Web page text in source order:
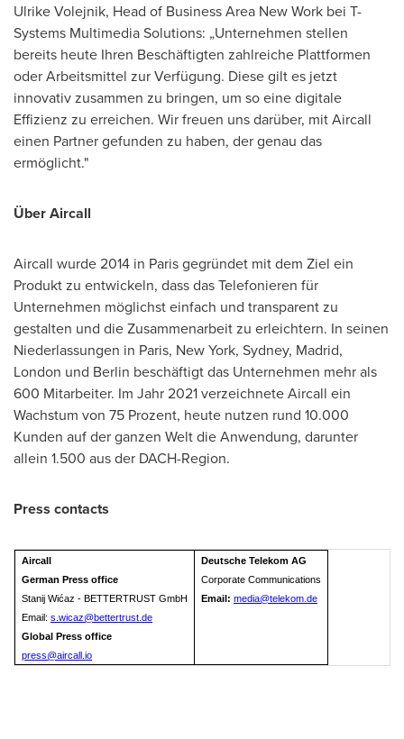
Ulrike Volejnik, Head of Business Area New Work bei T-
Systems Multimedia Solutions: „Unternehmen stellen
bereits heute Ihren Beschäftigten zahlreiche Plattformen
oder Arbeitsmittel zur Verfügung. Diese gilt es jetzt
innovativ zusammen zu bringen, um so eine digitale
Effizienz zu erreichen. Wir freuen uns darüber, mit Aircall
einen Partner gefunden zu haben, der genau das
ermöglicht."
Über Aircall
Aircall wurde 2014 in Parisgegründet mit dem Ziel ein
Produkt zu entwickeln, dass das Telefonieren für
Unternehmen möglichst einfach und transparent zu
gestalten und die Zusammenarbeit zu erleichtern. In seinen
Niederlassungen in Paris, New York, Sydney, Madrid,
London und Berlin beschäftigt das Unternehmen mehr als
600 Mitarbeiter. Im Jahr2021 verzeichnete Aircall ein
Wachstum von 75 Prozent, heute nutzen rund 10.000
Kunden auf der ganzen Welt die Anwendung, darunter
allein 1.500 aus der DACH-Region.
Press contacts
Aircall
German Press office
Stanij Wićaz - BETTERTRUST GmbH
Email: s.wicaz@bettertrust.de
Global Press office
press@aircall.io
Deutsche Telekom AG
Corporate Communications
Email: media@telekom.de